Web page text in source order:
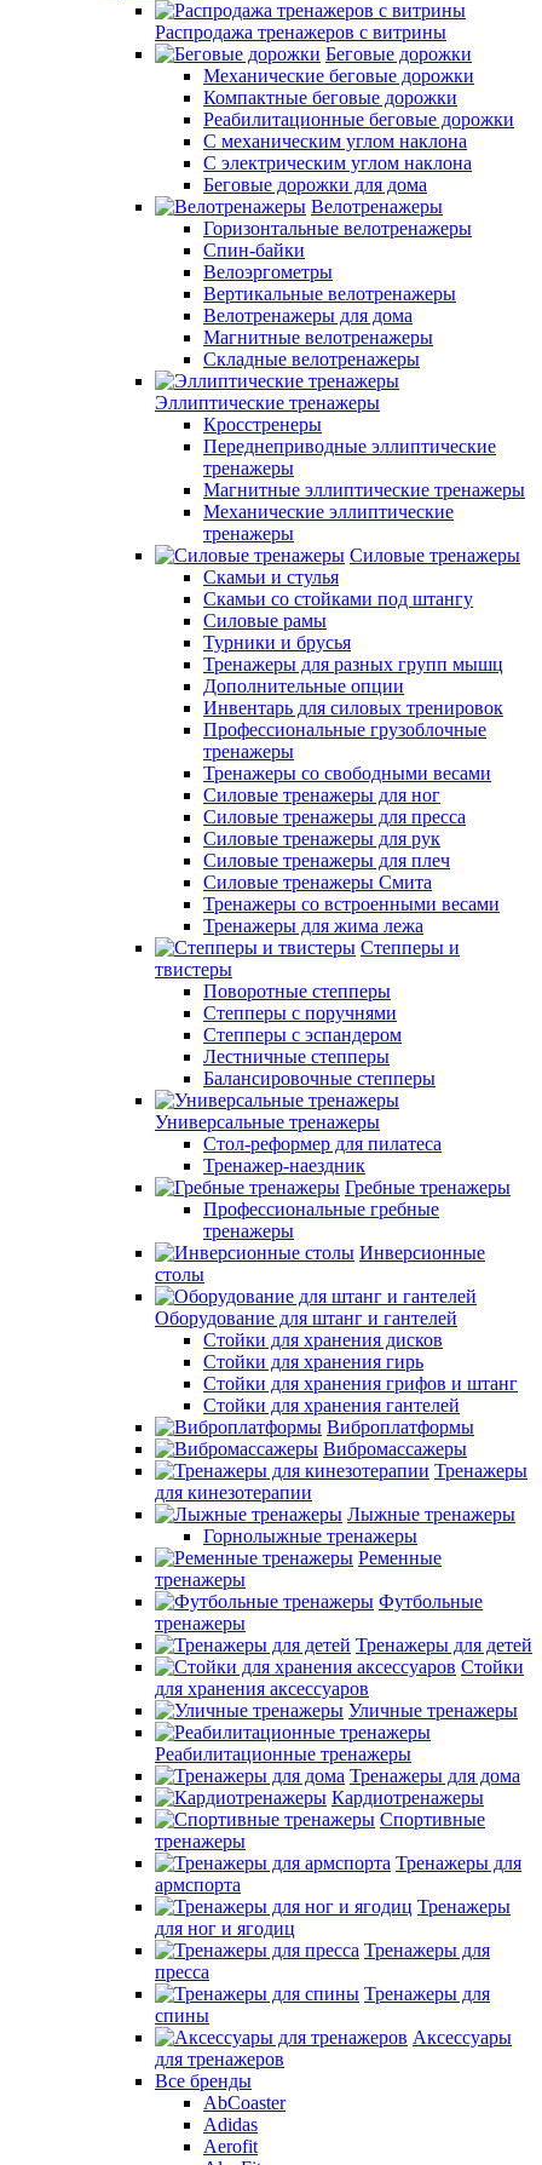
Распродажа тренажеров с витрины
Беговые дорожки
Механические беговые дорожки
Компактные беговые дорожки
Реабилитационные беговые дорожки
С механическим углом наклона
С электрическим углом наклона
Беговые дорожки для дома
Велотренажеры
Горизонтальные велотренажеры
Спин-байки
Велоэргометры
Вертикальные велотренажеры
Велотренажеры для дома
Магнитные велотренажеры
Складные велотренажеры
Эллиптические тренажеры
Кросстренеры
Переднеприводные эллиптические
тренажеры
Магнитные эллиптические тренажеры
Механические эллиптические
тренажеры
Силовые тренажеры
Скамьи и стулья
Скамьи со стойками под штангу
Силовые рамы
Турники и брусья
Тренажеры для разных групп мышц
Дополнительные опции
Инвентарь для силовых тренировок
Профессиональные грузоблочные
тренажеры
Тренажеры со свободными весами
Силовые тренажеры для ног
Силовые тренажеры для пресса
Силовые тренажеры для рук
Силовые тренажеры для плеч
Силовые тренажеры Смита
Тренажеры со встроенными весами
Тренажеры для жима лежа
Степперы и
твистеры
Поворотные степперы
Степперы с поручнями
Степперы с эспандером
Лестничные степперы
Балансировочные степперы
Универсальные тренажеры
Стол-реформер для пилатеса
Тренажер-наездник
Гребные тренажеры
Профессиональные гребные
тренажеры
Инверсионные
столы
Оборудование для штанг и гантелей
Стойки для хранения дисков
Стойки для хранения гирь
Стойки для хранения грифов и штанг
Стойки для хранения гантелей
Виброплатформы
Вибромассажеры
Тренажеры
для кинезотерапии
Лыжные тренажеры
Горнолыжные тренажеры
Ременные
тренажеры
Футбольные
тренажеры
Тренажеры для детей
Стойки
для хранения аксессуаров
Уличные тренажеры
Реабилитационные тренажеры
Тренажеры для дома
Кардиотренажеры
Спортивные
тренажеры
Тренажеры для
армспорта
Тренажеры
для ног и ягодиц
Тренажеры для
пресса
Тренажеры для
спины
Аксессуары
для тренажеров
Все бренды
AbCoaster
Adidas
Aerofit